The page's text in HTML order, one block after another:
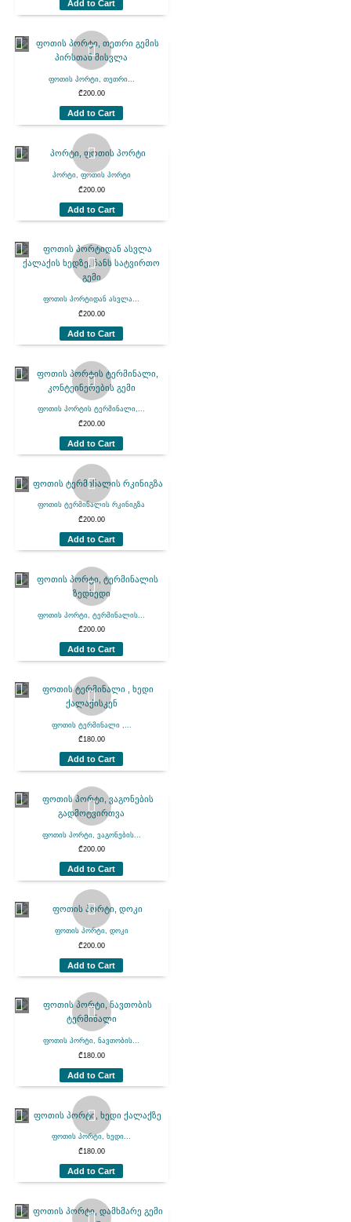
Add to Cart
ფოთის პორტი, თეთრი...
₾200.00
Add to Cart
პორტი, ფოთის პორტი
₾200.00
Add to Cart
ფოთის პორტიდან ასვლა...
₾200.00
Add to Cart
ფოთის პორტის ტერმინალი,...
₾200.00
Add to Cart
ფოთის ტერმინალის რკინიგზა
₾200.00
Add to Cart
ფოთის პორტი, ტერმინალის...
₾200.00
Add to Cart
ფოთის ტერმინალი ,...
₾180.00
Add to Cart
ფოთის პორტი, ვაგონების...
₾200.00
Add to Cart
ფოთის პორტი, დოკი
₾200.00
Add to Cart
ფოთის პორტი, ნავთობის...
₾180.00
Add to Cart
ფოთის პორტი, ხედი...
₾180.00
Add to Cart